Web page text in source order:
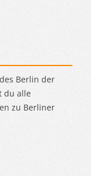
Berlin der
du alle
zu Berliner